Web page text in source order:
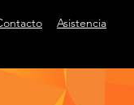
Asistencia